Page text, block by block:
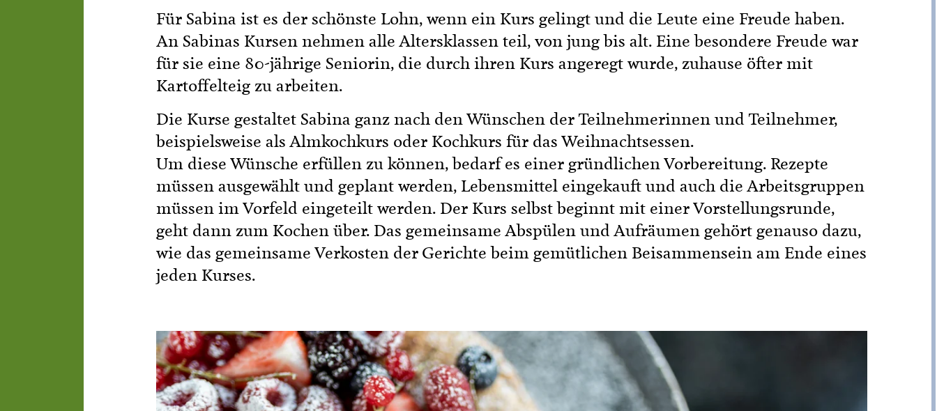
Für Sabina ist es der schönste Lohn, wenn ein Kurs gelingt und die Leute eine Freude haben.
An Sabinas Kursen nehmen alle Altersklassen teil, von jung bis alt. Eine besondere Freude war
für sie eine 80-jährige Seniorin, die durch ihren Kurs angeregt wurde, zuhause öfter mit
Kartoffelteig zu arbeiten.
Die Kurse gestaltet Sabina ganz nach den Wünschen der Teilnehmerinnen und Teilnehmer,
beispielsweise als Almkochkurs oder Kochkurs für das Weihnachtsessen.
Um diese Wünsche erfüllen zu können, bedarf es einer gründlichen Vorbereitung. Rezepte
müssen ausgewählt und geplant werden, Lebensmittel eingekauft und auch die Arbeitsgruppen
müssen im Vorfeld eingeteilt werden. Der Kurs selbst beginnt mit einer Vorstellungsrunde,
geht dann zum Kochen über. Das gemeinsame Abspülen und Aufräumen gehört genauso dazu,
wie das gemeinsame Verkosten der Gerichte beim gemütlichen Beisammensein am Ende eines
jeden Kurses.